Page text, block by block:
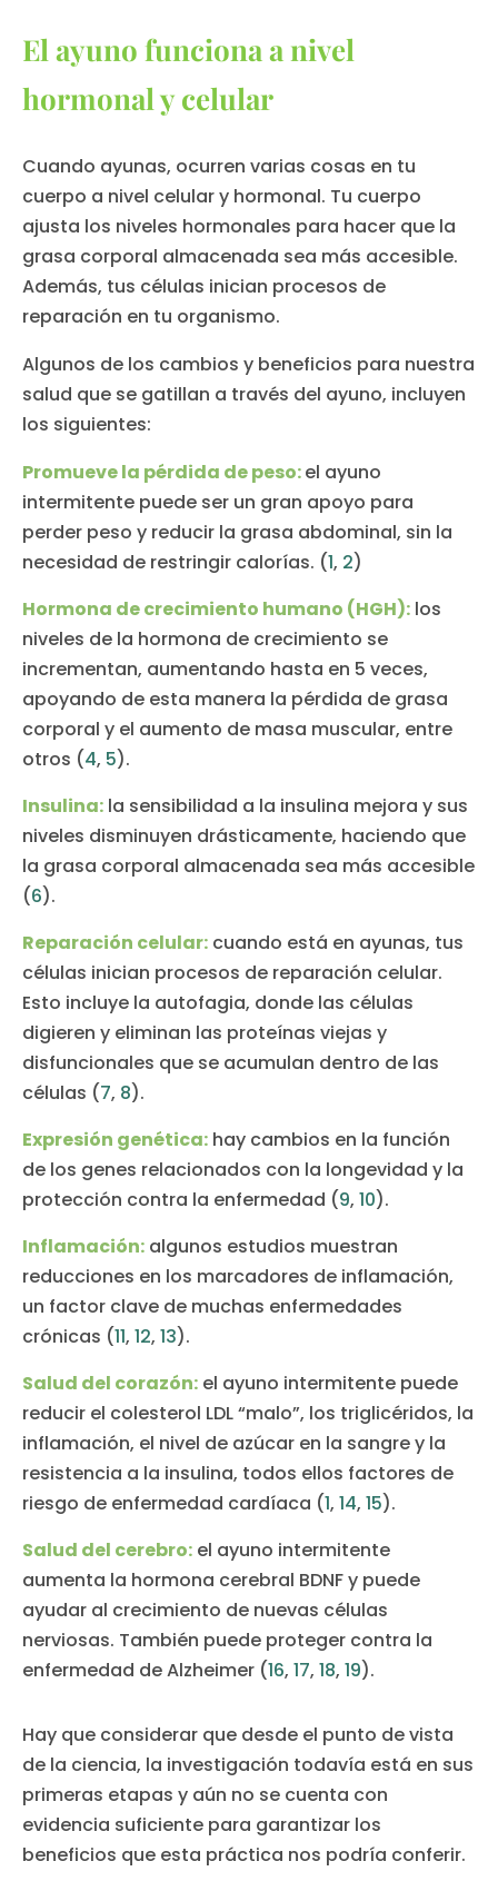
El ayuno funciona a nivel
hormonal y celular
Cuando ayunas, ocurren varias cosas en tu
cuerpo a nivel celular y hormonal. Tu cuerpo
ajusta los niveles hormonales para hacer que la
grasa corporal almacenada sea más accesible.
Además, tus células inician procesos de
reparación en tu organismo.
Algunos de los cambios y beneficios para nuestra
salud que se gatillan a través del ayuno, incluyen
los siguientes:
Promueve la pérdida de peso:el ayuno
intermitente puede ser un gran apoyo para
perder peso y reducir la grasa abdominal, sin la
necesidad de restringir calorías. (1, 2)
Hormona de crecimiento humano (HGH): los
niveles de la hormona de crecimiento se
incrementan, aumentando hasta en 5 veces,
apoyando de esta manera la pérdida de grasa
corporal y el aumento de masa muscular, entre
otros (4, 5).
Insulina: la sensibilidad a la insulina mejora y sus
niveles disminuyen drásticamente, haciendo que
la grasa corporal almacenada sea más accesible
(6).
Reparación celular: cuando está en ayunas, tus
células inician procesos de reparación celular.
Esto incluye la autofagia, donde las células
digieren y eliminan las proteínas viejas y
disfuncionales que se acumulan dentro de las
células (7, 8).
Expresión genética: hay cambios en la función
de los genes relacionados con la longevidad y la
protección contra la enfermedad (9, 10).
Inflamación: algunos estudios muestran
reducciones en los marcadores de inflamación,
un factor clave de muchas enfermedades
crónicas (11, 12, 13).
Salud del corazón: el ayuno intermitente puede
reducir el colesterol LDL “malo”, los triglicéridos, la
inflamación, el nivel de azúcar en la sangre y la
resistencia a la insulina, todos ellos factores de
riesgo de enfermedad cardíaca (1, 14, 15).
Salud del cerebro: el ayuno intermitente
aumenta la hormona cerebral BDNF y puede
ayudar al crecimiento de nuevas células
nerviosas. También puede proteger contra la
enfermedad de Alzheimer (16, 17, 18, 19).
Hay que considerar que desde el punto de vista
de la ciencia, la investigación todavía está en sus
primeras etapas y aún no se cuenta con
evidencia suficiente para garantizar los
beneficios que esta práctica nos podría conferir.